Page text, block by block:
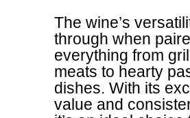
The wine’s
through when
everything from
meats to hearty
dishes. With its
value and